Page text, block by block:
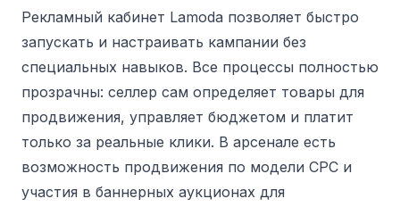
Рекламный кабинет Lamoda позволяет быстро
запускать и настраивать кампании без
специальных навыков. Все процессы полностью
прозрачны: селлер сам определяет товары для
продвижения, управляет бюджетом и платит
только за реальные клики. В арсенале есть
возможность продвижения по модели CPC и
участия в баннерных аукционах для